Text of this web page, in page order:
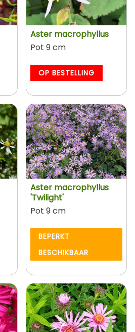
Aster macrophyllus
Pot 9 cm
OP BESTELLING
Aster macrophyllus
'Twilight'
Pot 9 cm
BEPERKT
BESCHIKBAAR